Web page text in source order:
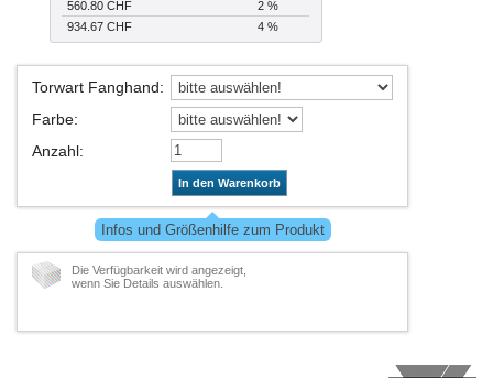
560.80 CHF
2 %
934.67 CHF
4 %
Torwart Fanghand:
Farbe:
Anzahl:
In den Warenkorb
Infos und Größenhilfe zum Produkt
Die Verfügbarkeit wird angezeigt,
wenn Sie Details auswählen.